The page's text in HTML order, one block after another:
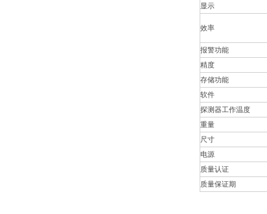
显示
效率
报警功能
精度
存储功能
软件
探测器工作温度
重量
尺寸
电源
质量认证
质量保证期